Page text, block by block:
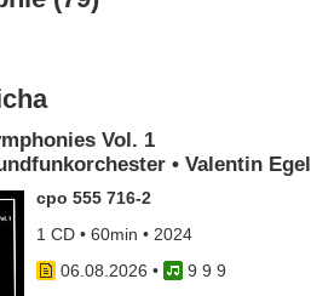
Vol. 1
• Valentin Egel
cpo 555 716-2
1 CD • 60min • 2024
06.08.2026 •
9 9 9